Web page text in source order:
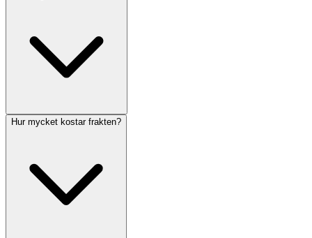
Hur mycket kostar frakten?